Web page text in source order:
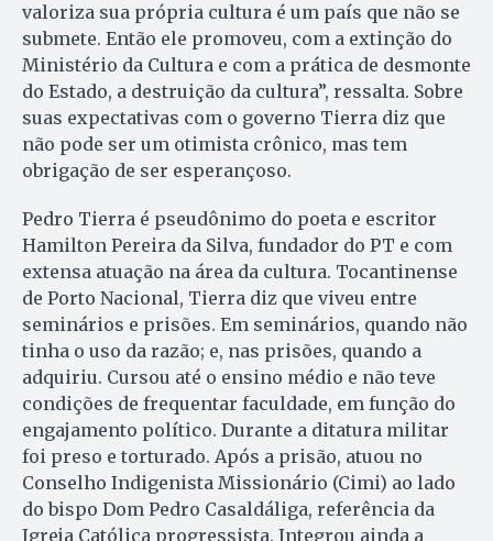
valoriza sua própria cultura é um país que não se
submete. Então ele promoveu, com a extinção do
Ministério da Cultura e com a prática de desmonte
do Estado, a destruição da cultura”, ressalta. Sobre
suas expectativas com o governo Tierra diz que
não pode ser um otimista crônico, mas tem
obrigação de ser esperançoso.
Pedro Tierra é pseudônimo do poeta e escritor
Hamilton Pereira da Silva, fundador do PT e com
extensa atuação na área da cultura. Tocantinense
de Porto Nacional, Tierra diz que viveu entre
seminários e prisões. Em seminários, quando não
tinha o uso da razão; e, nas prisões, quando a
adquiriu. Cursou até o ensino médio e não teve
condições de frequentar faculdade, em função do
engajamento político. Durante a ditatura militar
foi preso e torturado. Após a prisão, atuou no
Conselho Indigenista Missionário (Cimi) ao lado
do bispo Dom Pedro Casaldáliga, referência da
Igreja Católica progressista. Integrou ainda a